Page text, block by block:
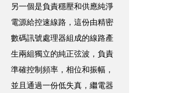
另一個是負責穩壓和供應純淨
電源給控速線路，這份由精密
數碼訊號處理器組成的線路產
生兩組獨立的純正弦波，負責
準確控制頻率，相位和振幅，
並且通過一份低失真，繼電器